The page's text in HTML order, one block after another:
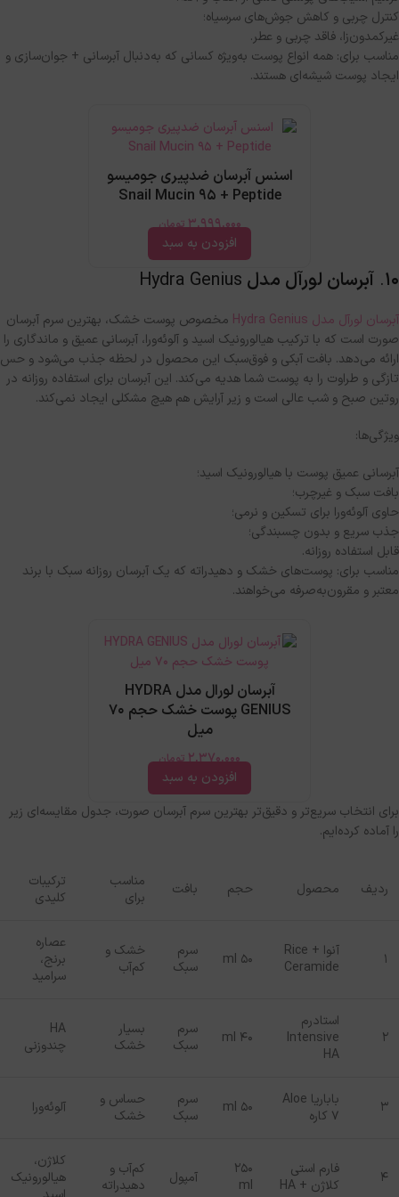
کنترل چربی و کاهش جوش‌های سرسیاه؛
غیرکمدون‌زا، فاقد چربی و عطر.
مناسب برای: همه انواع پوست به‌ویژه کسانی که به‌دنبال آبرسانی + جوان‌سازی و
ایجاد پوست شیشه‌ای هستند.
اسنس آبرسان ضدپیری جومیسو
Snail Mucin 95 + Peptide
3,999,000تومان
افزودن به سبد
۱۰. آبرسان لورآل مدل Hydra Genius
آبرسان لورآل مدل Hydra Genius مخصوص پوست خشک، بهترین سرم آبرسان
صورت است که با ترکیب هیالورونیک اسید و آلوئه‌ورا، آبرسانی عمیق و ماندگاری را
ارائه می‌دهد. بافت آبکی و فوق‌سبک این محصول در لحظه جذب می‌شود و حس
تازگی و طراوت را به پوست شما هدیه می‌کند. این آبرسان برای استفاده روزانه در
روتین صبح و شب عالی است و زیر آرایش هم هیچ مشکلی ایجاد نمی‌کند.
ویژگی‌ها:
آبرسانی عمیق پوست با هیالورونیک اسید؛
بافت سبک و غیرچرب؛
حاوی آلوئه‌ورا برای تسکین و نرمی؛
جذب سریع و بدون چسبندگی؛
قابل استفاده روزانه.
مناسب برای: پوست‌های خشک و دهیدراته که یک آبرسان روزانه سبک با برند
معتبر و مقرون‌به‌صرفه می‌خواهند.
آبرسان لورال مدل HYDRA
GENIUS پوست خشك حجم 70
ميل
2,370,000تومان
افزودن به سبد
برای انتخاب سریع‌تر و دقیق‌تر بهترین سرم آبرسان صورت، جدول مقایسه‌ای زیر
را آماده کرده‌ایم.
ردیف محصول حجم بافت
مناسب
برای
ترکیبات
کلیدی
۱ آنوا Rice +
Ceramide
۵۰ ml
سرم
سبک
خشک و
کم‌آب
عصاره
برنج،
سرامید
۲
استادرم
Intensive
HA
۴۰ ml
سرم
سبک
بسیار
خشک
HA
چندوزنی
۳ باباریا Aloe
7 کاره ۵۰ ml
سرم
سبک
حساس و
خشک
آلوئه‌ورا
۴
فارم استی
کلاژن + HA
۲۵۰
ml
آمپول
کم‌آب و
دهیدراته
کلاژن،
هیالورونیک